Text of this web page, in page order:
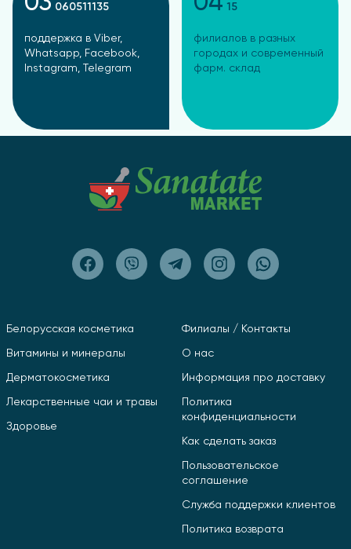
060511135
поддержка в Viber,
Whatsapp, Facebook,
Instagram, Telegram
15
филиалов в разных
городах и современный
фарм. склад
Белорусская косметика
Витамины и минералы
Дерматокосметика
Лекарственные чаи и травы
Здоровье
Филиалы / Контакты
О нас
Информация про доставку
Политика
конфиденциальности
Как сделать заказ
Пользовательское
соглашение
Служба поддержки клиентов
Политика возврата